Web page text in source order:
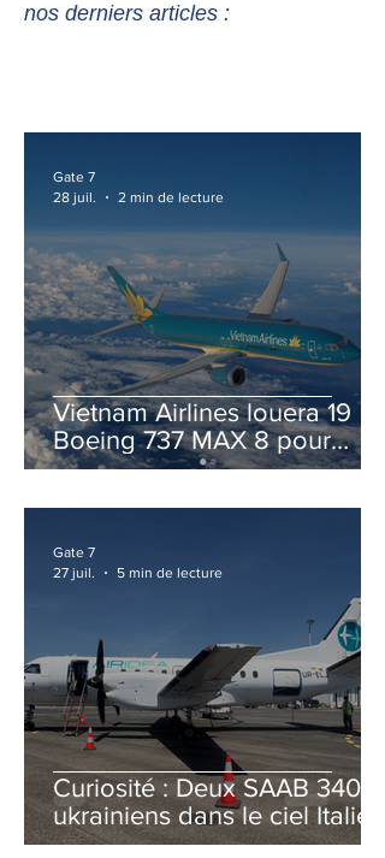
nos derniers articles :
Vietnam Airlines louera 19
Boeing 737 MAX 8 pour
accélérer la modernisation
Gate 7
28 juil.
2 min de lecture
Curiosité : Deux SAAB 340B
ukrainiens dans le ciel Italien
cet été
Gate 7
27 juil.
5 min de lecture